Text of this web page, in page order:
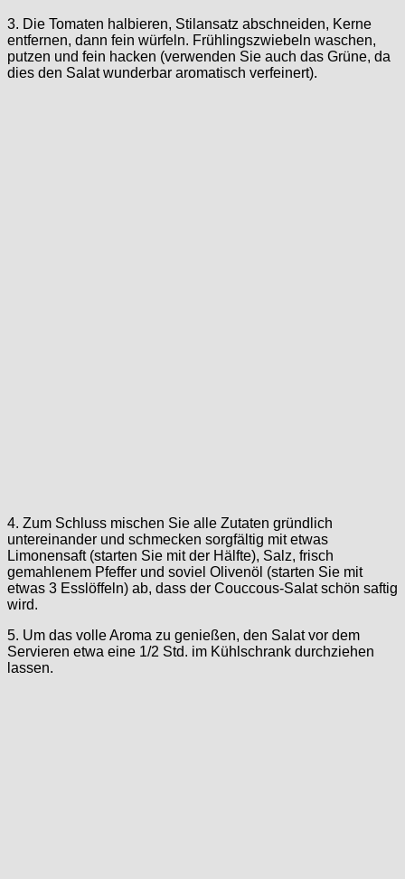
3. Die Tomaten halbieren, Stilansatz abschneiden, Kerne
entfernen, dann fein würfeln. Frühlingszwiebeln waschen,
putzen und fein hacken (verwenden Sie auch das Grüne, da
dies den Salat wunderbar aromatisch verfeinert).
4. Zum Schluss mischen Sie alle Zutaten gründlich
untereinander und schmecken sorgfältig mit etwas
Limonensaft (starten Sie mit der Hälfte), Salz, frisch
gemahlenem Pfeffer und soviel Olivenöl (starten Sie mit
etwas 3 Esslöffeln) ab, dass der Couccous-Salat schön saftig
wird.
5. Um das volle Aroma zu genießen, den Salat vor dem
Servieren etwa eine 1/2 Std. im Kühlschrank durchziehen
lassen.